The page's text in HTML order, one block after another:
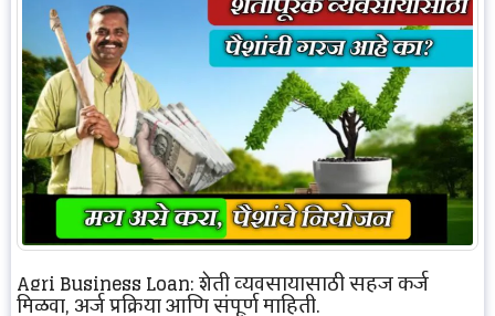
Agri Business Loan: शेती व्यवसायासाठी सहज कर्ज
मिळवा, अर्ज प्रक्रिया आणि संपूर्ण माहिती.